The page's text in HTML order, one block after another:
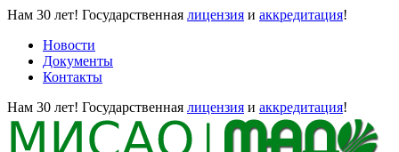
Нам 30 лет! Государственная лицензия и аккредитация!
Новости
Документы
Контакты
Нам 30 лет! Государственная лицензия и аккредитация!